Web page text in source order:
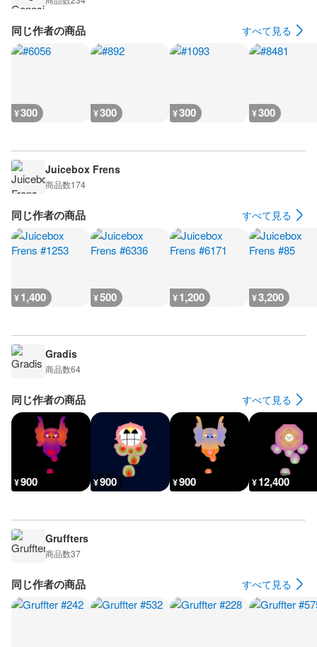
同じ作者の商品 すべて見る
¥300 ¥300 ¥300 ¥300
Juicebox Frens
商品数174
同じ作者の商品 すべて見る
¥1,400 ¥500 ¥1,200 ¥3,200
Gradis
商品数64
同じ作者の商品 すべて見る
¥900 ¥900 ¥900 ¥12,400
Gruffters
商品数37
同じ作者の商品 すべて見る